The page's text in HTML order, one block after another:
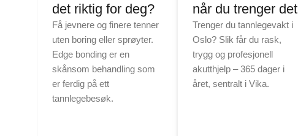
det riktig for deg?
Få jevnere og finere tenner
uten boring eller sprøyter.
Edge bonding er en
skånsom behandling som
er ferdig på ett
tannlegebesøk.
når du trenger det
Trenger du tannlegevakt i
Oslo? Slik får du rask,
trygg og profesjonell
akutthjelp – 365 dager i
året, sentralt i Vika.